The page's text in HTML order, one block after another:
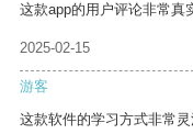
这款app的用户评论非常真
2025-02-15
游客
这款软件的学习方式非常